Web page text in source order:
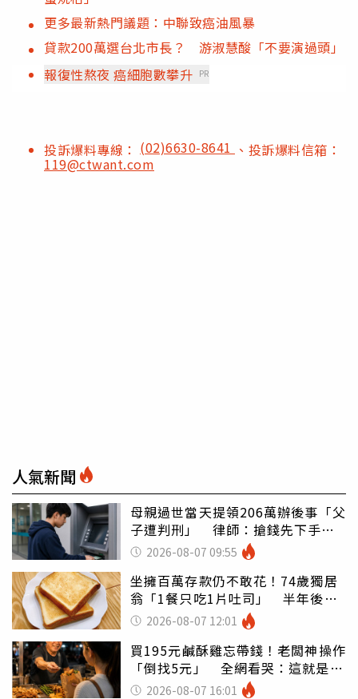
更多最新熱門議題：中聯致癌油風暴
貸款200萬選台北市長？ 游淑慧酸「不要演過頭」
報復性熬夜 癌細胞數攀升 PR
投訴爆料專線： (02)6630-8641 、投訴爆料信箱：
119@ctwant.com
人氣新聞
母親過世當天提領206萬辦後事「父
子遭判刑」 律師：搶錢先下手是
罪 2026-08-07 09:55
坐擁百萬存款仍不敢花！74歲獨居
翁「1餐只吃1片吐司」 半年後暴
瘦嚇壞女兒
2026-08-07 12:01
買195元鹹酥雞忘帶錢！老闆神操作
「倒找5元」 全網看哭：這就是台
灣 2026-08-07 16:01